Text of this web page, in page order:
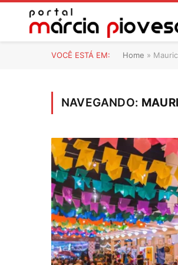
VOCÊ ESTÁ EM: Home »
NAVEGANDO: